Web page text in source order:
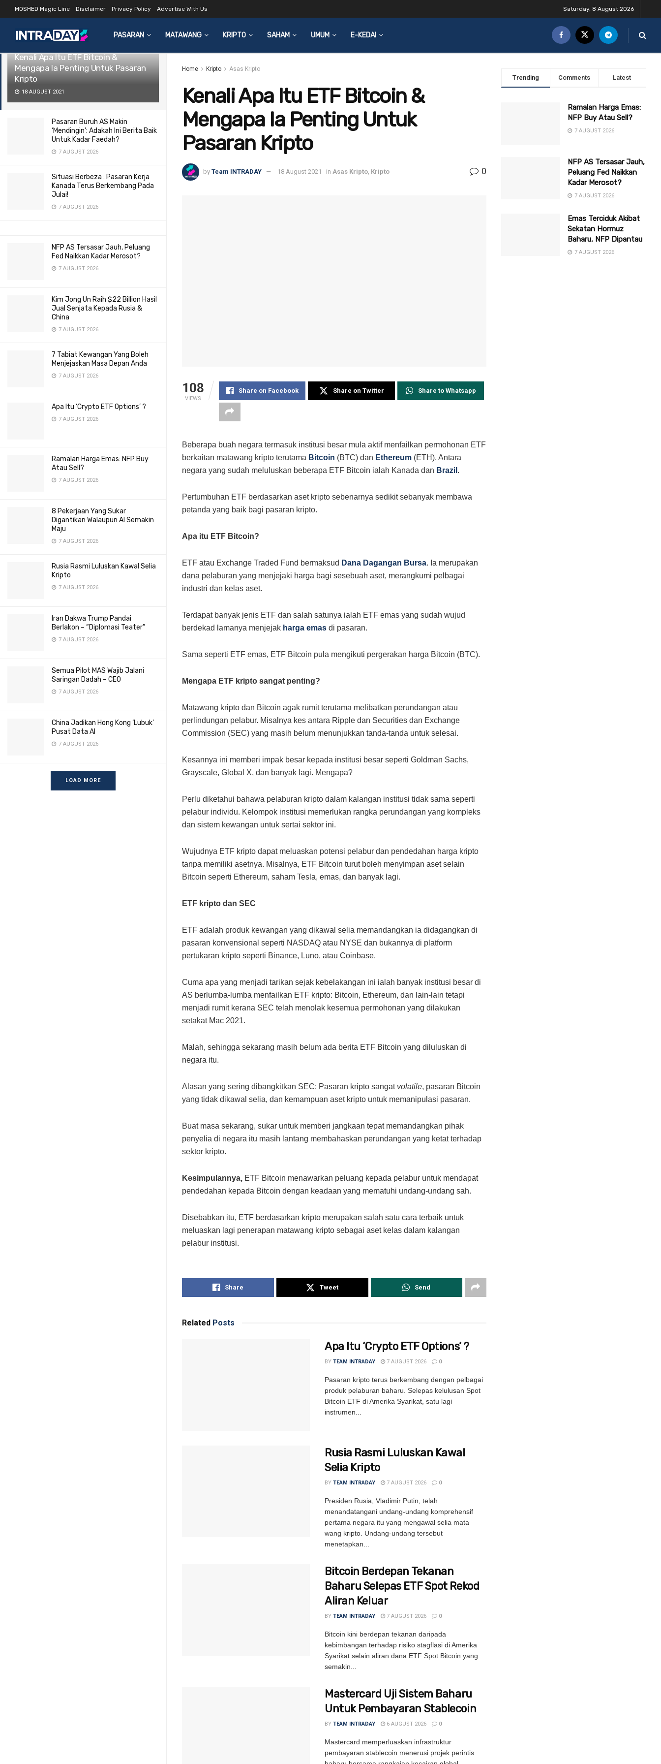
LATEST TRENDING Filter
Kenali Apa Itu ETF Bitcoin &
Mengapa Ia Penting Untuk Pasaran
Kripto
18 AUGUST 2021
Pasaran Buruh AS Makin
‘Mendingin’: Adakah Ini Berita Baik
Untuk Kadar Faedah?
7 AUGUST 2026
Situasi Berbeza : Pasaran Kerja
Kanada Terus Berkembang Pada
Julai!
7 AUGUST 2026
NFP AS Tersasar Jauh, Peluang
Fed Naikkan Kadar Merosot?
7 AUGUST 2026
Kim Jong Un Raih $22 Billion Hasil
Jual Senjata Kepada Rusia &
China
7 AUGUST 2026
7 Tabiat Kewangan Yang Boleh
Menjejaskan Masa Depan Anda
7 AUGUST 2026
Apa Itu ‘Crypto ETF Options’ ?
7 AUGUST 2026
Ramalan Harga Emas: NFP Buy
Atau Sell?
7 AUGUST 2026
8 Pekerjaan Yang Sukar
Digantikan Walaupun AI Semakin
Maju
7 AUGUST 2026
Rusia Rasmi Luluskan Kawal Selia
Kripto
7 AUGUST 2026
Iran Dakwa Trump Pandai
Berlakon – “Diplomasi Teater”
7 AUGUST 2026
Semua Pilot MAS Wajib Jalani
Saringan Dadah – CEO
7 AUGUST 2026
China Jadikan Hong Kong ‘Lubuk’
Pusat Data AI
7 AUGUST 2026
LOAD MORE
MOSHED Magic Line Disclaimer Privacy Policy Advertise With Us Saturday, 8 August 2026
PASARAN MATAWANG KRIPTO SAHAM UMUM E-KEDAI
Home Kripto Asas Kripto
Kenali Apa Itu ETF Bitcoin &
Mengapa Ia Penting Untuk
Pasaran Kripto
by Team INTRADAY 18 August 2021 in Asas Kripto Kripto 0
108
VIEWS
Share on Facebook Share on Twitter Share to Whatsapp
Beberapa buah negara termasuk institusi besar mula aktif menfailkan permohonan ETF
berkaitan matawang kripto terutama Bitcoin (BTC) dan Ethereum (ETH). Antara
negara yang sudah meluluskan beberapa ETF Bitcoin ialah Kanada dan Brazil .
Pertumbuhan ETF berdasarkan aset kripto sebenarnya sedikit sebanyak membawa
petanda yang baik bagi pasaran kripto.
Apa itu ETF Bitcoin?
ETF atau Exchange Traded Fund bermaksud Dana Dagangan Bursa. Ia merupakan
dana pelaburan yang menjejaki harga bagi sesebuah aset, merangkumi pelbagai
industri dan kelas aset.
Terdapat banyak jenis ETF dan salah satunya ialah ETF emas yang sudah wujud
berdekad lamanya menjejak harga emas di pasaran.
Sama seperti ETF emas, ETF Bitcoin pula mengikuti pergerakan harga Bitcoin (BTC).
Mengapa ETF kripto sangat penting?
Matawang kripto dan Bitcoin agak rumit terutama melibatkan perundangan atau
perlindungan pelabur. Misalnya kes antara Ripple dan Securities dan Exchange
Commission (SEC) yang masih belum menunjukkan tanda-tanda untuk selesai.
Kesannya ini memberi impak besar kepada institusi besar seperti Goldman Sachs,
Grayscale, Global X, dan banyak lagi. Mengapa?
Perlu diketahui bahawa pelaburan kripto dalam kalangan institusi tidak sama seperti
pelabur individu. Kelompok institusi memerlukan rangka perundangan yang kompleks
dan sistem kewangan untuk sertai sektor ini.
Wujudnya ETF kripto dapat meluaskan potensi pelabur dan pendedahan harga kripto
tanpa memiliki asetnya. Misalnya, ETF Bitcoin turut boleh menyimpan aset selain
Bitcoin seperti Ethereum, saham Tesla, emas, dan banyak lagi.
ETF kripto dan SEC
ETF adalah produk kewangan yang dikawal selia memandangkan ia didagangkan di
pasaran konvensional seperti NASDAQ atau NYSE dan bukannya di platform
pertukaran kripto seperti Binance, Luno, atau Coinbase.
Cuma apa yang menjadi tarikan sejak kebelakangan ini ialah banyak institusi besar di
AS berlumba-lumba menfailkan ETF kripto: Bitcoin, Ethereum, dan lain-lain tetapi
menjadi rumit kerana SEC telah menolak kesemua permohonan yang dilakukan
setakat Mac 2021.
Malah, sehingga sekarang masih belum ada berita ETF Bitcoin yang diluluskan di
negara itu.
Alasan yang sering dibangkitkan SEC: Pasaran kripto sangat volatile, pasaran Bitcoin
yang tidak dikawal selia, dan kemampuan aset kripto untuk memanipulasi pasaran.
Buat masa sekarang, sukar untuk memberi jangkaan tepat memandangkan pihak
penyelia di negara itu masih lantang membahaskan perundangan yang ketat terhadap
sektor kripto.
Kesimpulannya, ETF Bitcoin menawarkan peluang kepada pelabur untuk mendapat
pendedahan kepada Bitcoin dengan keadaan yang mematuhi undang-undang sah.
Disebabkan itu, ETF berdasarkan kripto merupakan salah satu cara terbaik untuk
meluaskan lagi penerapan matawang kripto sebagai aset kelas dalam kalangan
pelabur institusi.
Share Tweet Send
Related Posts
Apa Itu ‘Crypto ETF Options’ ?
BY TEAM INTRADAY 7 AUGUST 2026 0
Pasaran kripto terus berkembang dengan pelbagai
produk pelaburan baharu. Selepas kelulusan Spot
Bitcoin ETF di Amerika Syarikat, satu lagi
instrumen...
Rusia Rasmi Luluskan Kawal
Selia Kripto
BY TEAM INTRADAY 7 AUGUST 2026 0
Presiden Rusia, Vladimir Putin, telah
menandatangani undang-undang komprehensif
pertama negara itu yang mengawal selia mata
wang kripto. Undang-undang tersebut
menetapkan...
Bitcoin Berdepan Tekanan
Baharu Selepas ETF Spot Rekod
Aliran Keluar
BY TEAM INTRADAY 7 AUGUST 2026 0
Bitcoin kini berdepan tekanan daripada
kebimbangan terhadap risiko stagflasi di Amerika
Syarikat selain aliran dana ETF Spot Bitcoin yang
semakin...
Mastercard Uji Sistem Baharu
Untuk Pembayaran Stablecoin
BY TEAM INTRADAY 6 AUGUST 2026 0
Mastercard memperluaskan infrastruktur
pembayaran stablecoin menerusi projek perintis
Trending Comments Latest
Ramalan Harga Emas:
NFP Buy Atau Sell?
7 AUGUST 2026
NFP AS Tersasar Jauh,
Peluang Fed Naikkan
Kadar Merosot?
7 AUGUST 2026
Emas Terciduk Akibat
Sekatan Hormuz
Baharu, NFP Dipantau
7 AUGUST 2026